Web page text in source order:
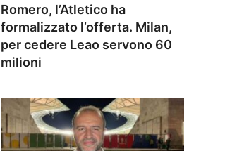
Romero, l’Atletico ha
formalizzato l’offerta. Milan,
per cedere Leao servono 60
milioni